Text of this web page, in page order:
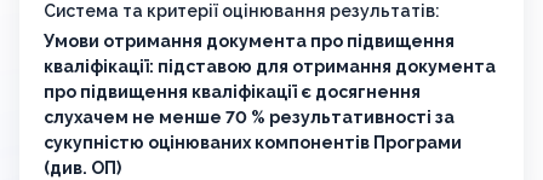
Система та критерії оцінювання результатів:
Умови отримання документа про підвищення
кваліфікації: підставою для отримання документа
про підвищення кваліфікації є досягнення
слухачем не менше 70 % результативності за
сукупністю оцінюваних компонентів Програми
(див. ОП)